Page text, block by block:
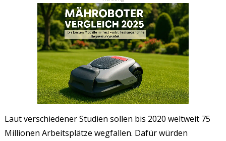
Laut verschiedener Studien sollen bis 2020 weltweit 75
Millionen Arbeitsplätze wegfallen. Dafür würden